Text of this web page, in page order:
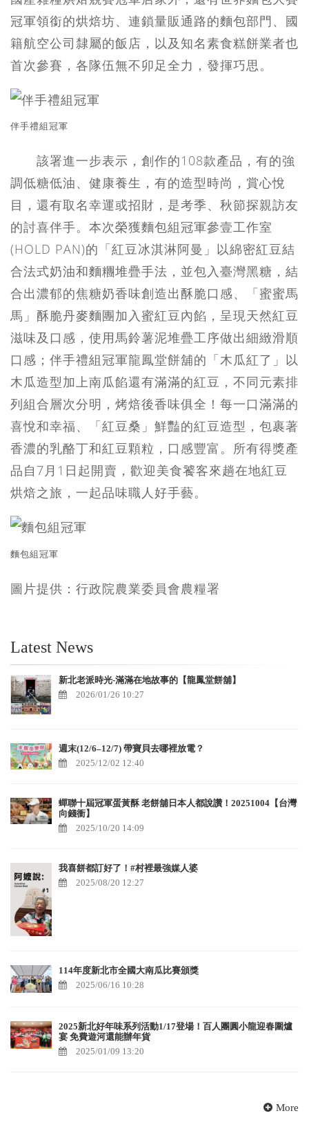
冠軍領銜的烘焙坊、連鎖量販通路的麵包部門、國
籍航空公司隸屬的飯店，以及知名素食糕餅業者也
首次參賽，各隊伍無不卯足全力，發揮巧思。
伴手禮組冠軍
該署進一步表示，創作的108款產品，有的強
調低糖低油、健康養生，有的造型時尚，賞心悅
目，還有取名幸運或招財，是考季、秋節探親訪友
的討喜伴手。本次榮獲麵包組冠軍參壹工作室
(HOLD PAN)的「紅豆冰淇淋阿曼」以綿密紅豆結
合法式奶油和麵糰堆疊手法，並包入臺灣黑糖，結
合出濃郁的焦糖奶香味創造出酥脆口感、「蜜蜜馬
馬」酥脆丹麥麵團加入蜜紅豆內餡，呈現天然紅豆
滋味及口感，使用馬鈴薯泥堆疊工序做出細緻滑順
口感；伴手禮組冠軍龍鳳堂餅舖的「木瓜紅了」以
木瓜造型加上南瓜餡還有滿滿的紅豆，不同元素排
列組合層次分明，烤焙後香味俱全！每一口滿滿的
喜悅和幸福、「紅豆桑」鮮豔的紅豆造型，包裹著
香濃的乳酪丁和紅豆顆粒，口感豐富。所有得獎產
品自7月1日起開賣，歡迎美食饕客來趟在地紅豆
烘焙之旅，一起品味職人好手藝。
麵包組冠軍
圖片提供：行政院農業委員會農糧署
Latest News
新北老派時光-滿滿在地故事的【龍鳳堂餅舖】
2026/01/26 10:27
週末(12/6–12/7) 帶寶貝去哪裡放電？
2025/12/02 12:40
蟬聯十屆冠軍蛋黃酥 老餅舖日本人都說讚！20251004【台灣
向錢衝】
2025/10/20 14:09
我喜餅都訂好了！#村裡最強媒人婆
2025/08/20 12:27
114年度新北市全國大南瓜比賽頒獎
2025/06/16 10:28
2025新北好年味系列活動1/17登場！百人團圓小龍迎春圍爐
宴 免費遊河還能辦年貨
2025/01/09 13:20
More